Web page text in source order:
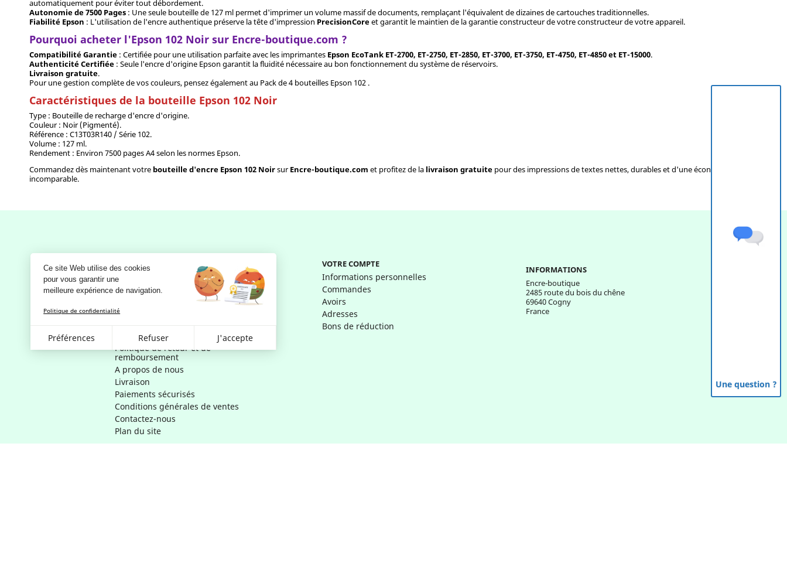
Ce site Web utilise des cookies
pour vous garantir une
meilleure expérience de navigation.
Politique de confidentialité
Préférences Refuser J'accepte
Une question ?
automatiquement pour éviter tout débordement.
Autonomie de 7500 Pages : Une seule bouteille de 127 ml permet d'imprimer un volume massif de documents, remplaçant l'équivalent de dizaines de cartouches traditionnelles.
Fiabilité Epson : L'utilisation de l'encre authentique préserve la tête d'impression PrecisionCoreet garantit le maintien de la garantie constructeur de votre constructeur de votre appareil.
Pourquoi acheter l'Epson 102 Noir sur Encre-boutique.com ?
Compatibilité Garantie : Certifiée pour une utilisation parfaite avec les imprimantes Epson EcoTank ET-2700, ET-2750, ET-2850, ET-3700, ET-3750, ET-4750, ET-4850 et ET-15000.
Authenticité Certifiée : Seule l'encre d'origine Epson garantit la fluidité nécessaire au bon fonctionnement du système de réservoirs.
Livraison gratuite.
Pour une gestion complète de vos couleurs, pensez également au Pack de 4 bouteilles Epson 102 .
Caractéristiques de la bouteille Epson 102 Noir
Type : Bouteille de recharge d'encre d'origine.
Couleur : Noir (Pigmenté).
Référence : C13T03R140 / Série 102.
Volume : 127 ml.
Rendement : Environ 7500 pages A4 selon les normes Epson.
Commandez dès maintenant votre bouteille d'encre Epson 102 NoirsurEncre-boutique.com et profitez de la livraison gratuite pour des impressions de textes nettes, durables et d'une économie
incomparable.
Notre société
Mentions légales
RGPD - Politique de confidentialité
et d'utilisation des données
personnelles
Gestion des cookies
Politique de retour et de
remboursement
A propos de nous
Livraison
Paiements sécurisés
Conditions générales de ventes
Contactez-nous
Plan du site
VOTRE COMPTE
Informations personnelles
Commandes
Avoirs
Adresses
Bons de réduction
INFORMATIONS
Encre-boutique
2485 route du bois du chêne
69640 Cogny
France